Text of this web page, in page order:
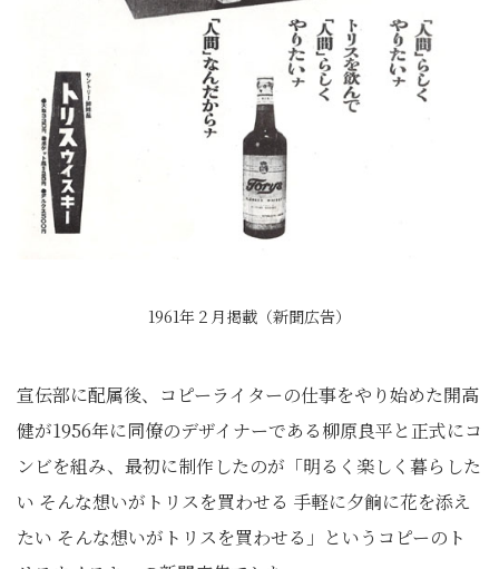
1961年２月掲載（新聞広告）
宣伝部に配属後、コピーライターの仕事をやり始めた開高
健が1956年に同僚のデザイナーである柳原良平と正式にコ
ンビを組み、最初に制作したのが「明るく楽しく暮らした
い そんな想いがトリスを買わせる 手軽に夕餉に花を添え
たい そんな想いがトリスを買わせる」というコピーのト